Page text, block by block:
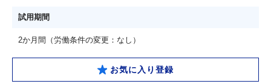
試用期間
2か月間（労働条件の変更：なし）
お気に入り登録